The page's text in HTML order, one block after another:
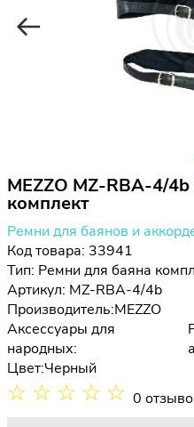
MEZZO MZ-RBA-4/
комплект
Ремни для баянов и
Код товара: 33941
Тип: Ремни для баяна
Артикул: MZ-RBA-4/4b
Производитель:MEZZO
Аксессуары для
народных:
Цвет:Черный
☆ ☆ ☆ ☆ ☆ 0